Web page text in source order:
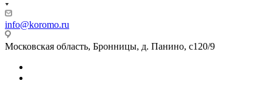
info@koromo.ru
Московская область, Бронницы, д. Панино, с120/9